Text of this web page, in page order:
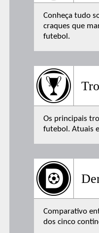
Conheça tudo
craques que
futebol.
Os principais
futebol. Atuais
Comparativo
dos cinco